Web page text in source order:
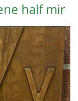
half mir